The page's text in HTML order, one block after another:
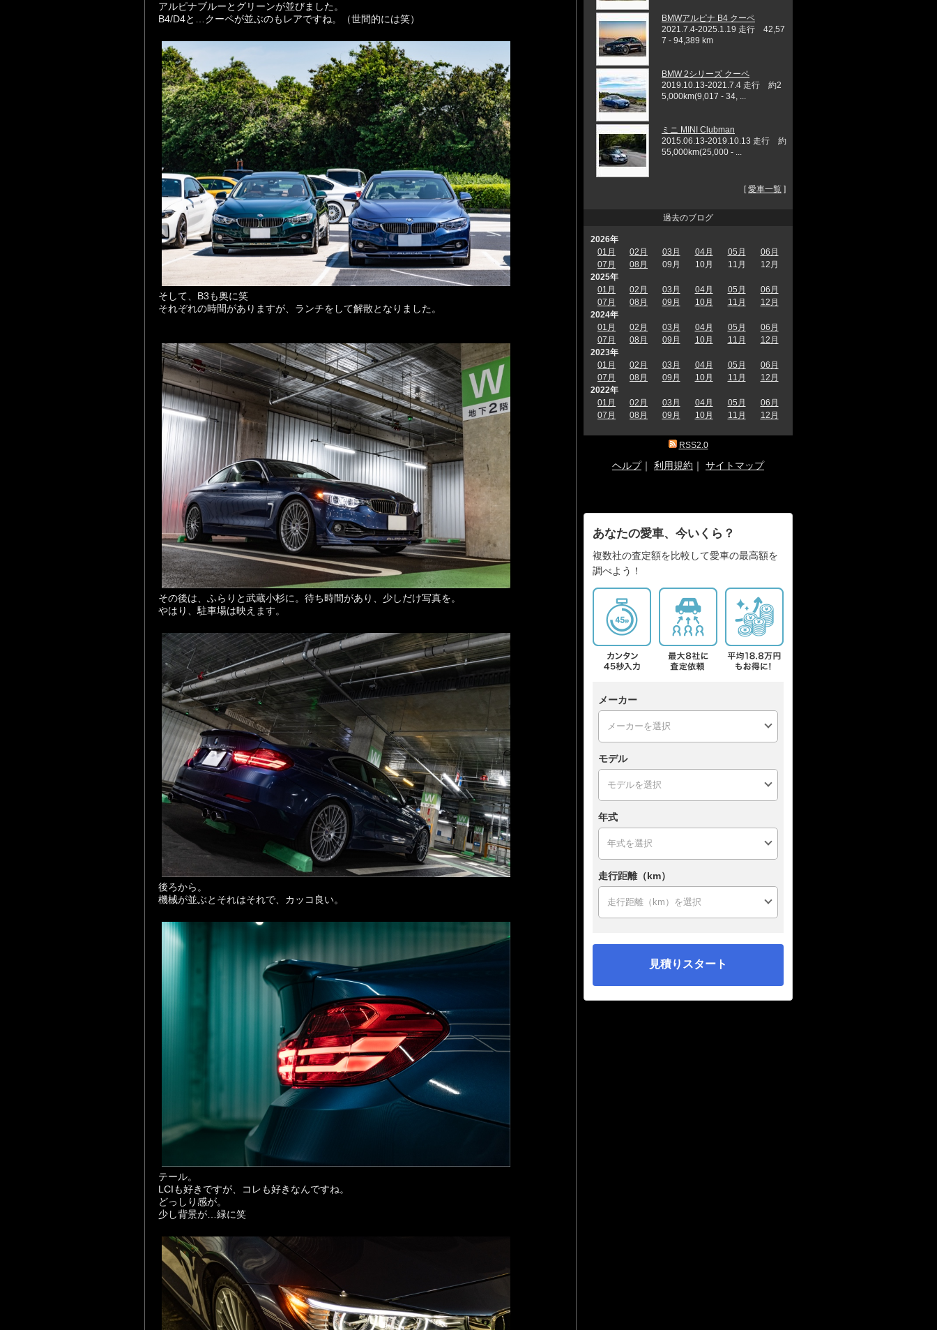
アルピナブルーとグリーンが並びました。
B4/D4と…クーペが並ぶのもレアですね。（世間的には笑）
そして、B3も奥に笑
それぞれの時間がありますが、ランチをして解散となりました。
その後は、ふらりと武蔵小杉に。待ち時間があり、少しだけ写真を。
やはり、駐車場は映えます。
後ろから。
機械が並ぶとそれはそれで、カッコ良い。
テール。
LCIも好きですが、コレも好きなんですね。
どっしり感が。
少し背景が…緑に笑
BMWアルピナ B4 クーペ
2021.7.4-2025.1.19 走行 42,57
7 - 94,389 km
BMW 2シリーズ クーペ
2019.10.13-2021.7.4 走行 約2
5,000km(9,017 - 34, ...
ミニ MINI Clubman
2015.06.13-2019.10.13 走行 約
55,000km(25,000 - ...
[愛車一覧 ]
過去のブログ
2026年
01月
02月 03月 04月 05月
06月
07月
08月 09月 10月 11月
12月
2025年
01月
02月 03月 04月 05月
06月
07月
08月 09月 10月 11月
12月
2024年
01月
02月 03月 04月 05月
06月
07月
08月 09月 10月 11月
12月
2023年
01月
02月 03月 04月 05月
06月
07月
08月 09月 10月 11月
12月
2022年
01月
02月 03月 04月 05月
06月
07月
08月 09月 10月 11月 12月
RSS2.0
ヘルプ｜ 利用規約 ｜ サイトマップ
あなたの愛車、今いくら？
複数社の査定額を比較して愛車の最高額を
調べよう！
メーカー
モデル
年式
走行距離（km）
見積りスタート